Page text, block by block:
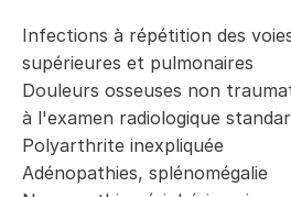
Infections à répétition des
supérieures et pulmonaires
Douleurs osseuses non
à l'examen radiologique
Polyarthrite inexpliquée
Adénopathies, splénomégalie